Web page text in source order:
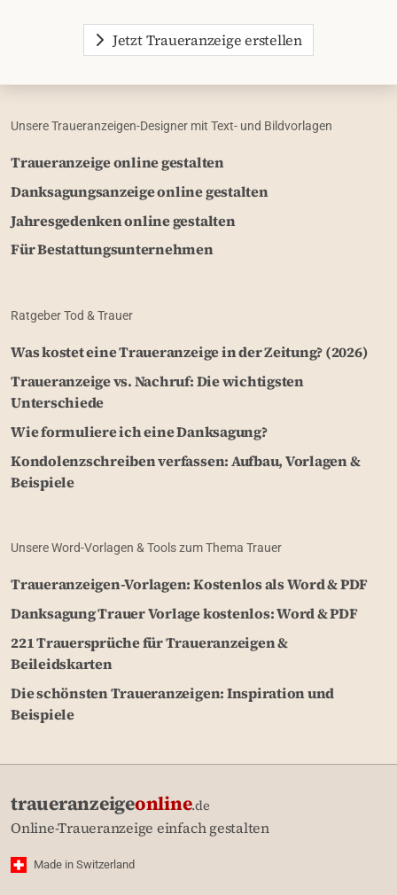
Jetzt Traueranzeige erstellen
Unsere Traueranzeigen-Designer mit Text- und Bildvorlagen
Traueranzeige online gestalten
Danksagungsanzeige online gestalten
Jahresgedenken online gestalten
Für Bestattungsunternehmen
Ratgeber Tod & Trauer
Was kostet eine Traueranzeige in der Zeitung? (2026)
Traueranzeige vs. Nachruf: Die wichtigsten
Unterschiede
Wie formuliere ich eine Danksagung?
Kondolenzschreiben verfassen: Aufbau, Vorlagen &
Beispiele
Unsere Word-Vorlagen & Tools zum Thema Trauer
Traueranzeigen-Vorlagen: Kostenlos als Word & PDF
Danksagung Trauer Vorlage kostenlos: Word & PDF
221 Trauersprüche für Traueranzeigen &
Beileidskarten
Die schönsten Traueranzeigen: Inspiration und
Beispiele
traueranzeigeonline.de
Online-Traueranzeige einfach gestalten
Made in Switzerland